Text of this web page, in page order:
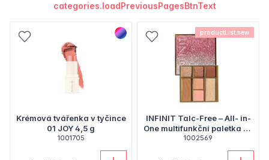
categories.loadPreviousPagesBtnText
Krémová tvářenka v tyčince
01 JOY 4,5 g
1001705
productList.new
INFINIT Talc-Free – All- in-
One multifunkční paletka na
tvář i oči, 9,2 g
1002569